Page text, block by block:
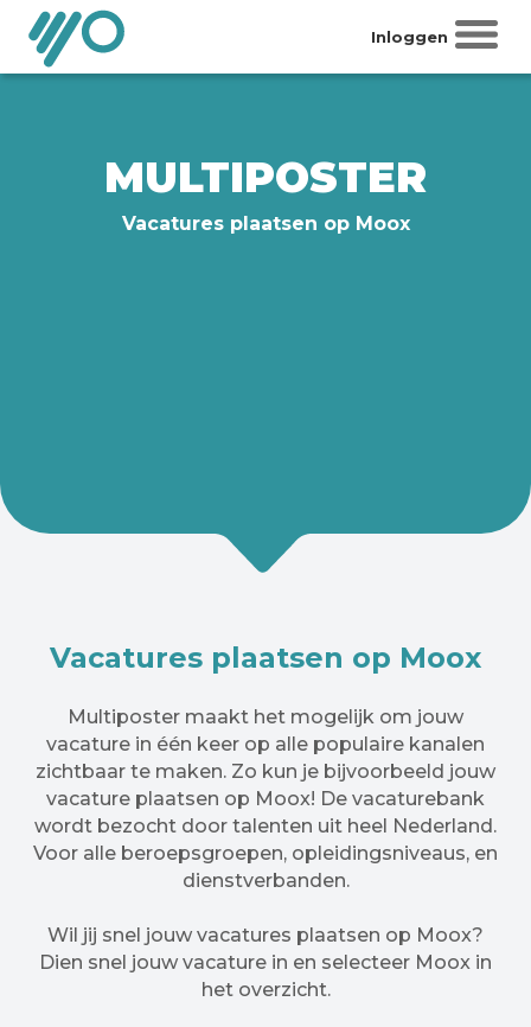
Inloggen
MULTIPOSTER
Vacatures plaatsen op Moox
Vacatures plaatsen op Moox
Multiposter maakt het mogelijk om jouw
vacature in één keer op alle populaire kanalen
zichtbaar te maken. Zo kun je bijvoorbeeld jouw
vacature plaatsen op Moox! De vacaturebank
wordt bezocht door talenten uit heel Nederland.
Voor alle beroepsgroepen, opleidingsniveaus, en
dienstverbanden.
Wil jij snel jouw vacatures plaatsen op Moox?
Dien snel jouw vacature in en selecteer Moox in
het overzicht.